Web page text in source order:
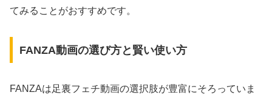
てみることがおすすめです。
FANZA動画の選び方と賢い使い方
FANZAは足裏フェチ動画の選択肢が豊富にそろっていま